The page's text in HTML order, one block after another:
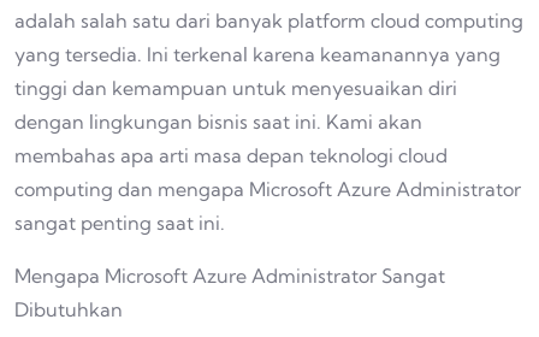
adalah salah satu dari banyak platform cloud computing
yang tersedia. Ini terkenal karena keamanannya yang
tinggi dan kemampuan untuk menyesuaikan diri
dengan lingkungan bisnis saat ini. Kami akan
membahas apa arti masa depan teknologi cloud
computing dan mengapa Microsoft Azure Administrator
sangat penting saat ini.
Mengapa Microsoft Azure Administrator Sangat
Dibutuhkan